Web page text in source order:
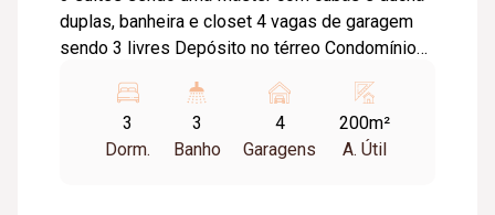
duplas, banheira e closet 4 vagas de garagem
sendo 3 livres Depósito no térreo Condomínio
churrasqueira, forno de pizza, brinquedoteca
3
Dorm.
3
Banho
4
Garagens
200m²
A. Útil